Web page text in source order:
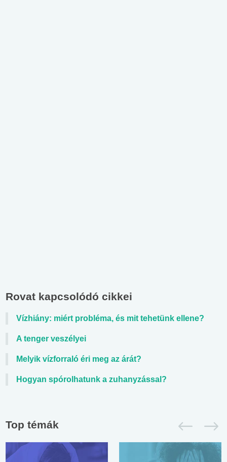
Rovat kapcsolódó cikkei
Vízhiány: miért probléma, és mit tehetünk ellene?
A tenger veszélyei
Melyik vízforraló éri meg az árát?
Hogyan spórolhatunk a zuhanyzással?
Top témák